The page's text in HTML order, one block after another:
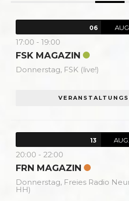
06 AUG.
17:00 -19:00
FSK MAGAZIN
Donnerstag, FSK (live!)
13 AUG.
20:00 - 22:00
FRN MAGAZIN
Donnerstag, Freies Radio
HH)